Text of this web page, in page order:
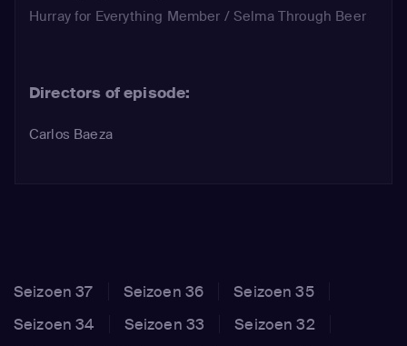
Hurray for Everything Member / Selma Through Beer
Expectations Dating Service Employee / Arnold /
Carl / Surly Duff / Duff Gardens Security #1 / 'Not a
Directors of episode:
Carlos Baeza
Seizoen 37 Seizoen 36
Seizoen 35
Seizoen 34
Seizoen 33
Seizoen 32